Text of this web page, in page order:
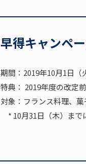
早得キャンペ
期間：2019年10月1日（
特典： 2019年度の改定
対象：フランス料理、
* 10月31日（木）まで